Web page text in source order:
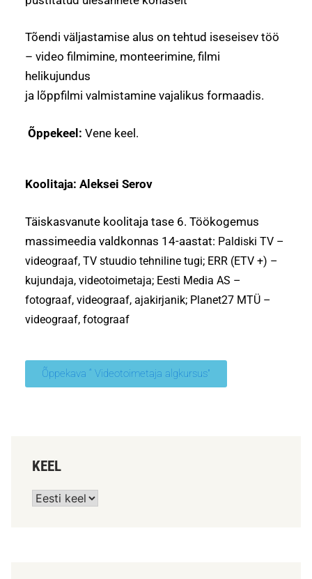
Tõendi väljastamise alus on tehtud iseseisev töö
– video filmimine, monteerimine, filmi
helikujundus
ja lõppfilmi valmistamine vajalikus formaadis.
Õppekeel:Vene keel.
Koolitaja: Aleksei Serov
Täiskasvanute koolitaja tase 6. Töökogemus
massimeedia valdkonnas 14-aastat: Paldiski TV –
videograaf, TV stuudio tehniline tugi; ERR (ЕTV +) –
kujundaja, videotoimetaja; Eesti Media AS –
fotograaf, videograaf, ajakirjanik; Planet27 MTÜ –
videograaf, fotograaf
Õppekava “ Videotoimetaja algkursus"
KEEL